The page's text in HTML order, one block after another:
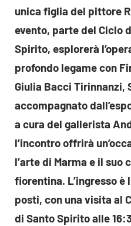
unica figlia del pittore
evento, parte del Ciclo
Spirito, esplorerà
profondo legame con
Giulia Bacci Tirinnanzi,
accompagnato
a cura del gallerista
l’incontro offrirà
l’arte di Marma e il
fiorentina. L’ingresso
posti, con una visita al
di Santo Spirito alle